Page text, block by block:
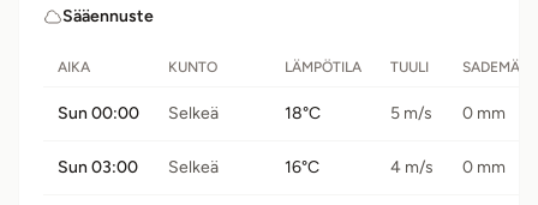
Sääennuste
AIKA KUNTO LÄMPÖTILA TUULI
Sun 00:00 Selkeä 18°C 5 m/s 0 mm
Sun 03:00 Selkeä 16°C 4 m/s 0 mm